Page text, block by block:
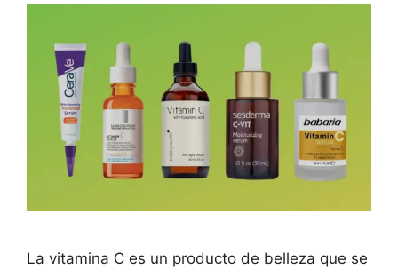
La vitamina C es un producto de belleza que se